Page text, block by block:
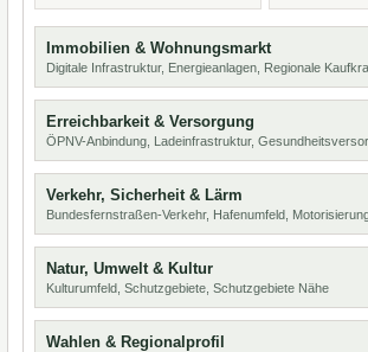
Immobilien & Wohnungsmarkt
Digitale Infrastruktur, Energieanlagen, Regionale
Erreichbarkeit & Versorgung
ÖPNV-Anbindung, Ladeinfrastruktur,
Verkehr, Sicherheit & Lärm
Bundesfernstraßen-Verkehr, Hafenumfeld,
Natur, Umwelt & Kultur
Kulturumfeld, Schutzgebiete, Schutzgebiete Nähe
Wahlen & Regionalprofil